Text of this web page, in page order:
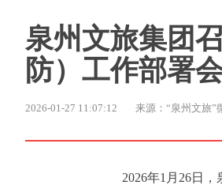
泉州文旅集团
防）工作部署
2026-01-27 11:07:12 来源：“泉州文旅”
2026年1月26日